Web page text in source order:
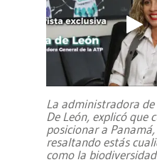
La administradora de
De León, explicó que
posicionar a
resaltando estás
como la biodiversidad